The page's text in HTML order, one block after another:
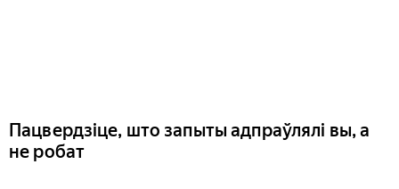
Пацвердзіце, што запыты адпраўлялі вы, а
не робат